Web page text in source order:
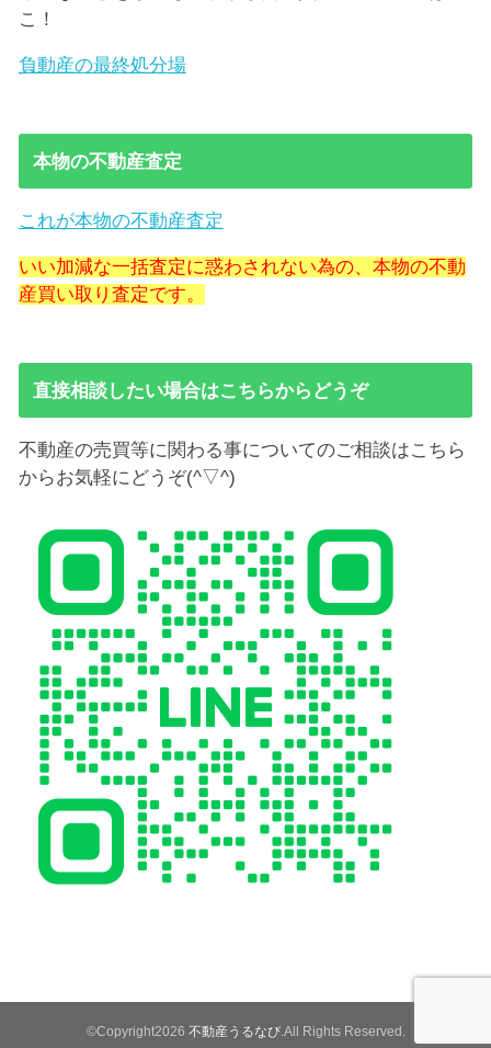
こ！
負動産の最終処分場
本物の不動産査定
これが本物の不動産査定
いい加減な一括査定に惑わされない為の、本物の不動
産買い取り査定です。
直接相談したい場合はこちらからどうぞ
不動産の売買等に関わる事についてのご相談はこちら
からお気軽にどうぞ(^▽^)
©Copyright2026 不動産うるなび.All Rights Reserved.